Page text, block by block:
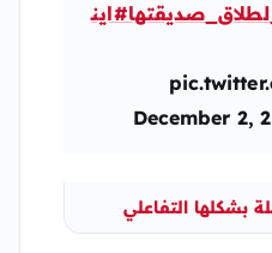
#اين
بشكلها التفاعلي